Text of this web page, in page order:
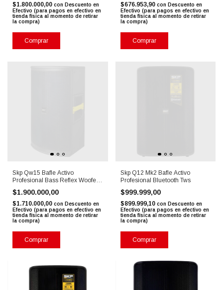
$1.800.000,00 con Descuento en
Efectivo (para pagos en efectivo en
tienda física al momento de retirar
la compra)
Comprar
$676.953,90 con Descuento en
Efectivo (para pagos en efectivo en
tienda física al momento de retirar
la compra)
Comprar
Skp Qw15 Bafle Activo
Profesional Bass Reflex Woofer
15
$1.900.000,00
$1.710.000,00 con Descuento en
Efectivo (para pagos en efectivo en
tienda física al momento de retirar
la compra)
Comprar
Skp Q12 Mk2 Bafle Activo
Profesional Bluetooth Tws
$999.999,00
$899.999,10 con Descuento en
Efectivo (para pagos en efectivo en
tienda física al momento de retirar
la compra)
Comprar